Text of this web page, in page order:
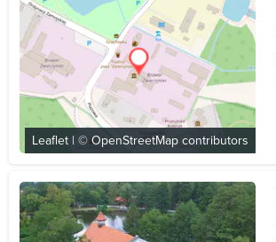
Leaflet | ©OpenStreetMap contributors